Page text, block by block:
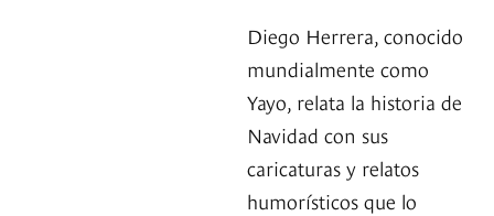
Diego Herrera, conocido
mundialmente como
Yayo, relata la historia de
Navidad con sus
caricaturas y relatos
humorísticos que lo